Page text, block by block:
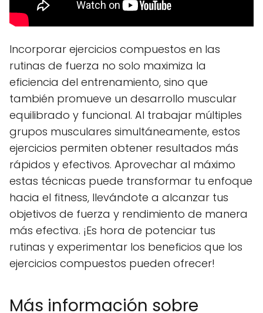
Incorporar ejercicios compuestos en las
rutinas de fuerza no solo maximiza la
eficiencia del entrenamiento, sino que
también promueve un desarrollo muscular
equilibrado y funcional. Al trabajar múltiples
grupos musculares simultáneamente, estos
ejercicios permiten obtener resultados más
rápidos y efectivos. Aprovechar al máximo
estas técnicas puede transformar tu enfoque
hacia el fitness, llevándote a alcanzar tus
objetivos de fuerza y rendimiento de manera
más efectiva. ¡Es hora de potenciar tus
rutinas y experimentar los beneficios que los
ejercicios compuestos pueden ofrecer!
Más información sobre